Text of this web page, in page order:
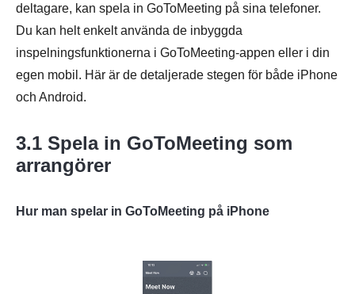
Steg 4.
deltagare, kan spela in GoToMeeting på sina telefoner.
Du kan helt enkelt använda de inbyggda
inspelningsfunktionerna i GoToMeeting-appen eller i din
egen mobil. Här är de detaljerade stegen för både iPhone
och Android.
3.1 Spela in GoToMeeting som
arrangörer
Hur man spelar in GoToMeeting på iPhone